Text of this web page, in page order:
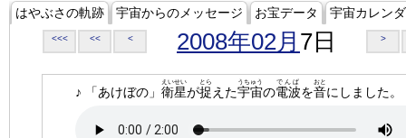
はやぶさの軌跡 宇宙からのメッセージ お宝データ 宇宙カレン
<<< << < 2008年02月 7日 >
♪ 「あけぼの」 衛星
えいせい
が捉
とら
えた宇宙
うちゅう
の電波
でんぱ
を音
おと
にしました。